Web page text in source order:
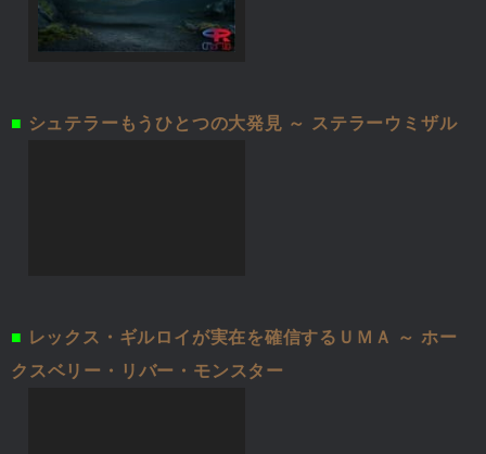
■ シュテラーもうひとつの大発見 ～ ステラーウミザル
■ レックス・ギルロイが実在を確信するＵＭＡ ～ ホー
クスベリー・リバー・モンスター